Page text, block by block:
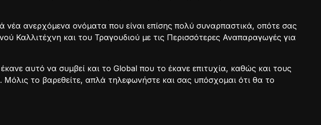
νέα ανερχόμενα ονόματα που είναι επίσης πολύ συναρπαστικά, οπότε σας
Καλλιτέχνη και του Τραγουδιού με τις Περισσότερες Αναπαραγωγές για
αυτό να συμβεί και το Global που το έκανε επιτυχία, καθώς και τους
το βαρεθείτε, απλά τηλεφωνήστε και σας υπόσχομαι ότι θα το